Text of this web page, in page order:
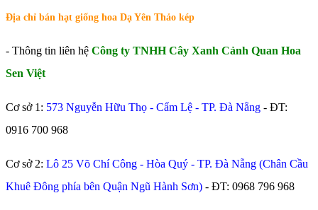
Địa chỉ bán hạt giống hoa Dạ Yên Thảo kép
- Thông tin liên hệ Công ty TNHH Cây Xanh Cảnh Quan Hoa
Sen Việt
Cơ sở 1: 573 Nguyễn Hữu Thọ - Cẩm Lệ - TP. Đà Nẵng - ĐT:
0916 700 968
Cơ sở 2: Lô 25 Võ Chí Công - Hòa Quý - TP. Đà Nẵng (Chân Cầu
Khuê Đông phía bên Quận Ngũ Hành Sơn) - ĐT: 0968 796 968